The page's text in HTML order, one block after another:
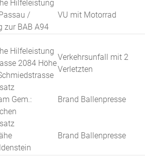
Hilfeleistung
/
zur BAB A94
VU mit Motorrad
Hilfeleistung
2084 Höhe
Verkehrsunfall mit 2
Verletzten
Gem.:
Brand Ballenpresse
Brand Ballenpresse